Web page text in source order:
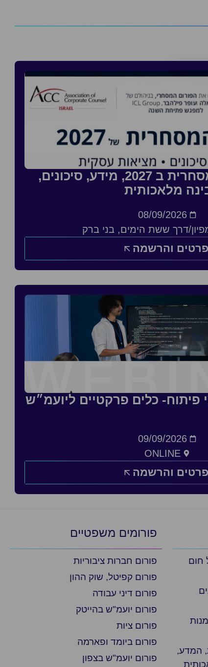
סדנה: העסקה מסחרית ב 2027, מידע, סיכונים,
מלאכותית
08/09/2026
דרך ששת הימים, בני ברק
והרשמה
פיתוח- כלים פרקטיים ליועמ״ש
09/09/2026
ONLINE
והרשמה
חום
המדע,
פורומים משפטיים
פורום חברות ציבוריות
פורום קפיטל, שוק ההון
פורום דיני עבודה
פורום יועמ"ש בהייטק
פורום ציות
פורום ביומד ופארמה
פורום יועמ"ש בצפון